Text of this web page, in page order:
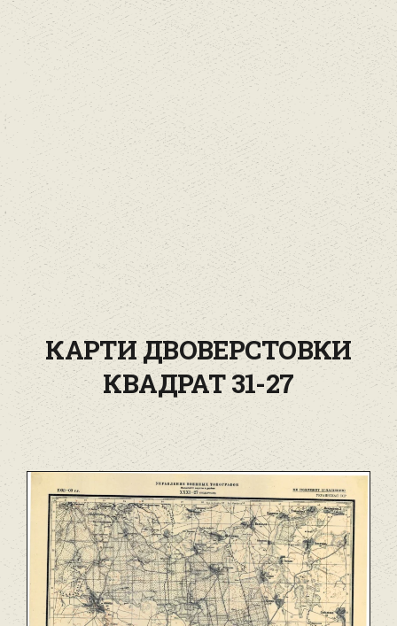
КАРТИ ДВОВЕРСТОВКИ
КВАДРАТ 31-27